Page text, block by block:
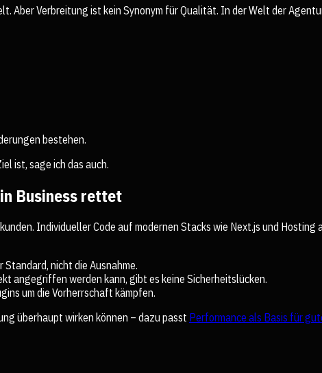
Aber Verbreitung ist kein Synonym für Qualität. In der Welt der
bestehen.
ist, sage ich das auch.
Business rettet
Individueller Code auf modernen Stacks wie Next.js und
nicht die Ausnahme.
angegriffen werden kann, gibt es keine Sicherheitslücken.
um die Vorherrschaft kämpfen.
überhaupt wirken können – dazu passt Performance als Basis für